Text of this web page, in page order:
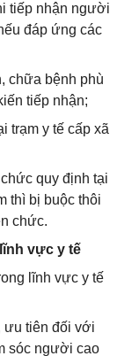
tiếp nhận người
đáp ứng các
chữa bệnh phù
tiếp nhận;
trạm y tế cấp xã
quy định tại
thì bị buộc thôi
chức.
vực y tế
lĩnh vực y tế
ưu tiên đối với
sóc người cao